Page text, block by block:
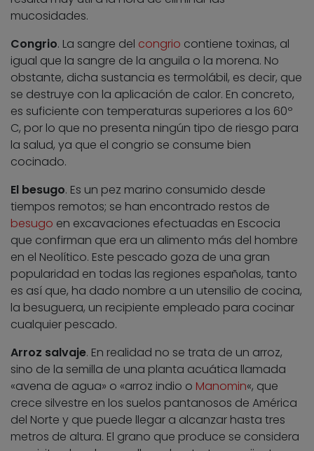
mucosidades.
Congrio. La sangre del congrio contiene toxinas, al
igual que la sangre de la anguila o la morena. No
obstante, dicha sustancia es termolábil, es decir, que
se destruye con la aplicación de calor. En concreto,
es suficiente con temperaturas superiores a los 60º
C, por lo que no presenta ningún tipo de riesgo para
la salud, ya que el congrio se consume bien
cocinado.
El besugo. Es un pez marino consumido desde
tiempos remotos; se han encontrado restos de
besugo en excavaciones efectuadas en Escocia
que confirman que era un alimento más del hombre
en el Neolítico. Este pescado goza de una gran
popularidad en todas las regiones españolas, tanto
es así que, ha dado nombre a un utensilio de cocina,
la besuguera, un recipiente empleado para cocinar
cualquier pescado.
Arroz salvaje. En realidad no se trata de un arroz,
sino de la semilla de una planta acuática llamada
«avena de agua» o «arroz indio o Manomin«, que
crece silvestre en los suelos pantanosos de América
del Norte y que puede llegar a alcanzar hasta tres
metros de altura. El grano que produce se considera